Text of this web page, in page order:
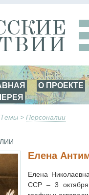
О ПРОЕКТЕ
> Персоналии
Елена
Елена
ССР – 3 октября